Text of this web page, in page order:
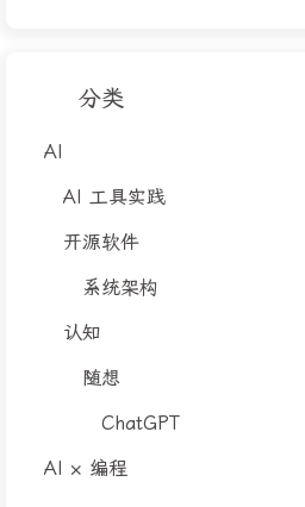
分类
AI
AI 工具实践
开源软件
系统架构
认知
随想
ChatGPT
AI × 编程